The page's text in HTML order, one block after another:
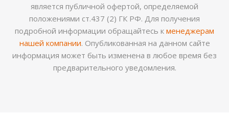
является публичной офертой, определяемой
положениями ст.437 (2) ГК РФ. Для получения
подробной информации обращайтесь к менеджерам
нашей компании. Опубликованная на данном сайте
информация может быть изменена в любое время без
предварительного уведомления.